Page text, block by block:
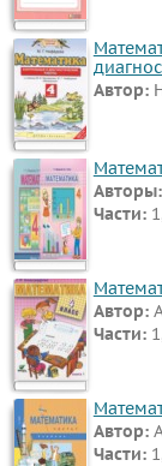
Автор:
Авторы:
Части:
Автор:
Части:
Автор:
Части: